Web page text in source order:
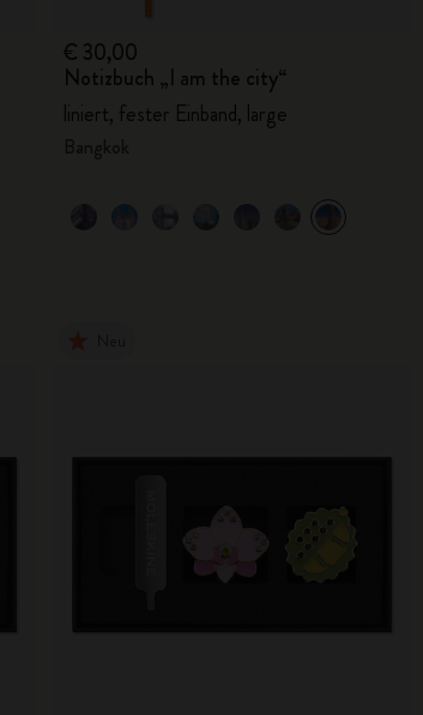
€ 30,00
Notizbuch „I am the city“
liniert, fester Einband, large